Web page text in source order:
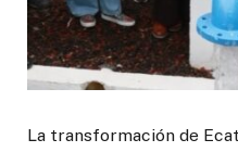
La transformación de